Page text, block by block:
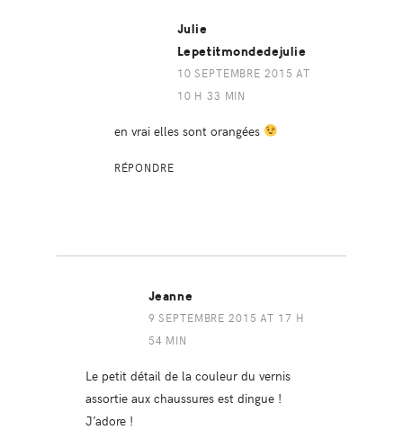
Julie
Lepetitmondedejulie
10 SEPTEMBRE 2015 AT
10 H 33 MIN
en vrai elles sont orangées
RÉPONDRE
Jeanne
9 SEPTEMBRE 2015 AT 17 H
54 MIN
Le petit détail de la couleur du vernis
assortie aux chaussures est dingue !
J’adore !